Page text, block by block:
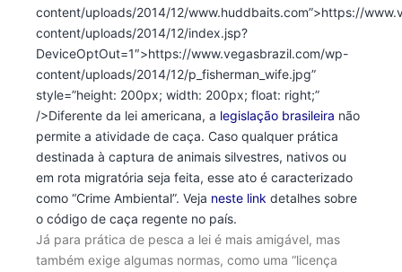
content/uploads/2014/12/www.huddbaits.com”>https://
content/uploads/2014/12/index.jsp?
DeviceOptOut=1″>https://www.vegasbrazil.com/wp-
content/uploads/2014/12/p_fisherman_wife.jpg”
style=”height: 200px; width: 200px; float: right;”
/>Diferente da lei americana, a legislação brasileira não
permite a atividade de caça. Caso qualquer prática
destinada à captura de animais silvestres, nativos ou
em rota migratória seja feita, esse ato é caracterizado
como “Crime Ambiental”. Veja neste link detalhes sobre
o código de caça regente no país.
Já para prática de pesca a lei é mais amigável, mas
também exige algumas normas, como uma “licença